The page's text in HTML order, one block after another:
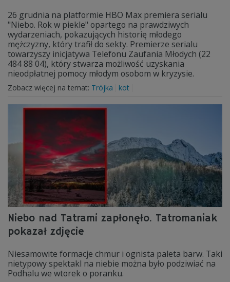
26 grudnia na platformie HBO Max premiera serialu
"Niebo. Rok w piekle" opartego na prawdziwych
wydarzeniach, pokazujących historię młodego
mężczyzny, który trafił do sekty. Premierze serialu
towarzyszy inicjatywa Telefonu Zaufania Młodych (22
484 88 04), który stwarza możliwość uzyskania
nieodpłatnej pomocy młodym osobom w kryzysie.
Zobacz więcej na temat: Trójka kot
Niebo nad Tatrami zapłonęło. Tatromaniak
pokazał zdjęcie
Niesamowite formacje chmur i ognista paleta barw. Taki
nietypowy spektakl na niebie można było podziwiać na
Podhalu we wtorek o poranku.